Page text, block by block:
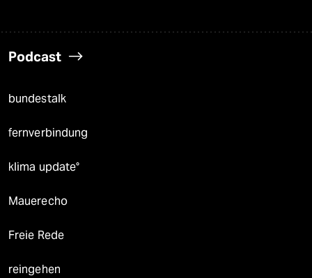
Podcast
bundestalk
fernverbindung
klima update°
Mauerecho
Freie Rede
reingehen